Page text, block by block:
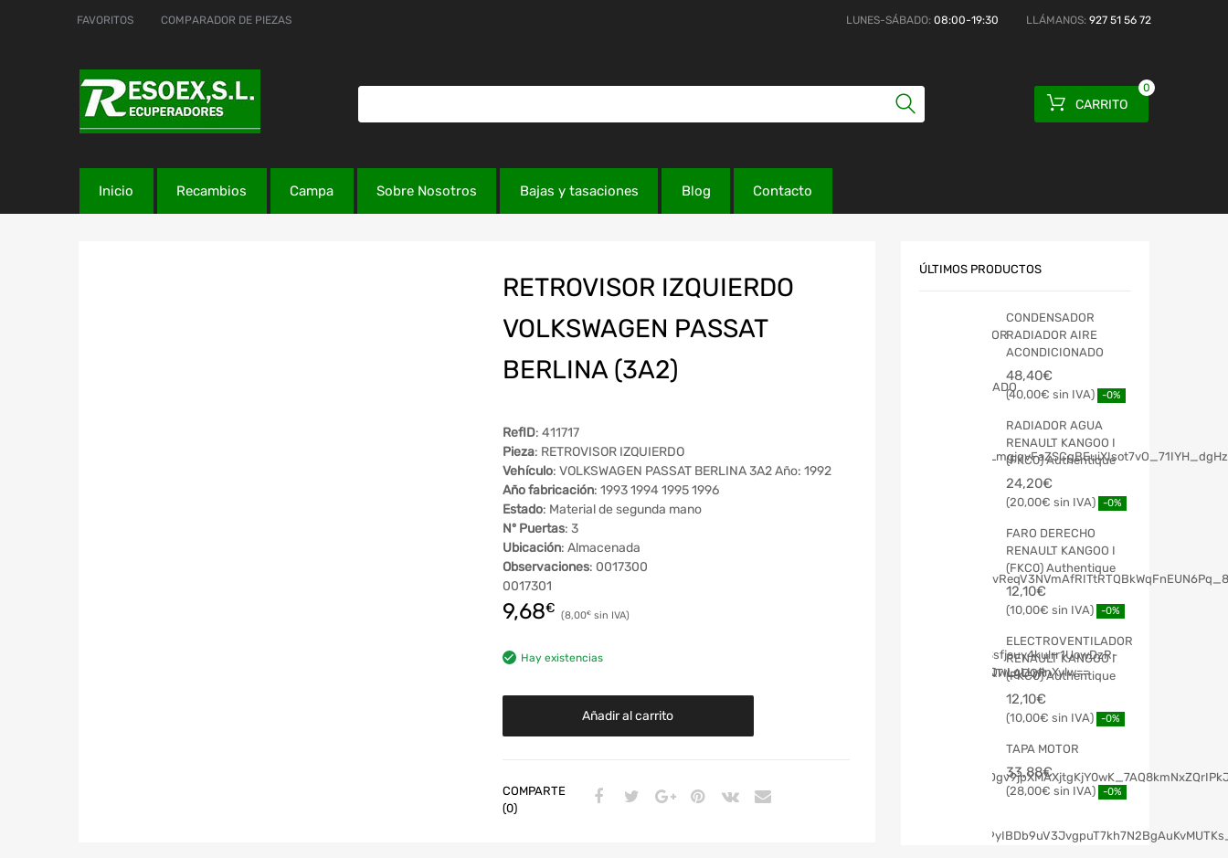
FAVORITOS COMPARADOR DE PIEZAS LUNES-SÁBADO: 08:00-19:30 LLÁMANOS: 927 51 56 72
CARRITO
0
Inicio Recambios Campa Sobre Nosotros Bajas y tasaciones Blog Contacto
RETROVISOR IZQUIERDO
VOLKSWAGEN PASSAT
BERLINA (3A2)
RefID: 411717
Pieza: RETROVISOR IZQUIERDO
Vehículo: VOLKSWAGEN PASSAT BERLINA 3A2 Año: 1992
Año fabricación: 1993 1994 1995 1996
Estado: Material de segunda mano
Nº Puertas: 3
Ubicación: Almacenada
Observaciones: 0017300
0017301
9,68€ 8,00€
Hay existencias
Añadir al carrito
COMPARTE
(0)
ÚLTIMOS PRODUCTOS
CONDENSADOR
RADIADOR AIRE
ACONDICIONADO
48,40€
40,00€ -0%
RADIADOR AGUA
RENAULT KANGOO I
(FKC0) Authentique
24,20€
20,00€ -0%
FARO DERECHO
RENAULT KANGOO I
(FKC0) Authentique
12,10€
10,00€ -0%
ELECTROVENTILADOR
RENAULT KANGOO I
(FKC0) Authentique
12,10€
10,00€ -0%
TAPA MOTOR
33,88€
28,00€ -0%